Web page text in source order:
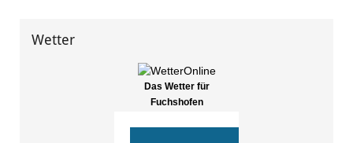
Wetter
Das Wetter für
Fuchshofen